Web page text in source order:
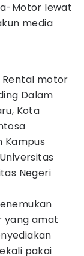
Motor lewat
media
Rental motor
Dalam
Kota
Negeri
yang amat
pakai